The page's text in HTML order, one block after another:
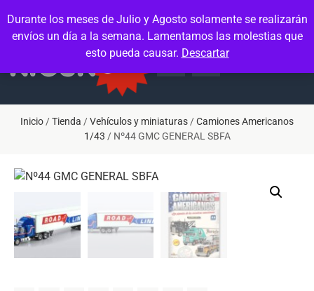
Durante los meses de Julio y Agosto solamente se realizarán
envíos un día a la semana. Lamentamos las molestias que
esto pueda causar. Descartar
Inicio /Tienda /Vehículos y miniaturas /Camiones Americanos
1/43 / Nº44 GMC GENERAL SBFA